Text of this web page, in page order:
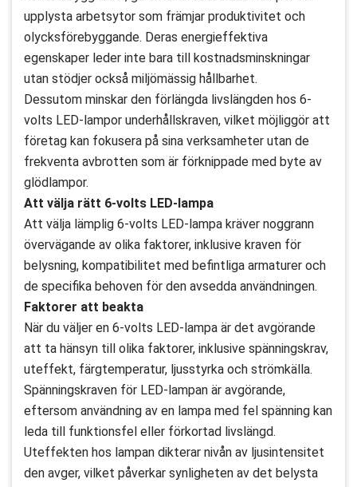
upplysta arbetsytor som främjar produktivitet och
olycksförebyggande. Deras energieffektiva
egenskaper leder inte bara till kostnadsminskningar
utan stödjer också miljömässig hållbarhet.
Dessutom minskar den förlängda livslängden hos 6-
volts LED-lampor underhållskraven, vilket möjliggör att
företag kan fokusera på sina verksamheter utan de
frekventa avbrotten som är förknippade med byte av
glödlampor.
Att välja rätt 6-volts LED-lampa
Att välja lämplig 6-volts LED-lampa kräver noggrann
övervägande av olika faktorer, inklusive kraven för
belysning, kompatibilitet med befintliga armaturer och
de specifika behoven för den avsedda användningen.
Faktorer att beakta
När du väljer en 6-volts LED-lampa är det avgörande
att ta hänsyn till olika faktorer, inklusive spänningskrav,
uteffekt, färgtemperatur, ljusstyrka och strömkälla.
Spänningskraven för LED-lampan är avgörande,
eftersom användning av en lampa med fel spänning kan
leda till funktionsfel eller förkortad livslängd.
Uteffekten hos lampan dikterar nivån av ljusintensitet
den avger, vilket påverkar synligheten av det belysta